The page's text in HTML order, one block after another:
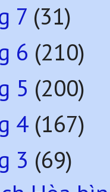
7 (31)
6 (210)
5 (200)
4 (167)
3 (69)